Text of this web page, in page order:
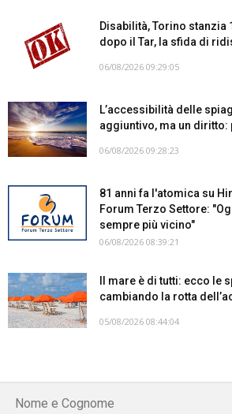
Disabilità, Torino stanzia
dopo il Tar, la sfida di
06/08/2026 09:29:05
L’accessibilità delle
aggiuntivo, ma un diritto:
06/08/2026 09:28:23
81 anni fa l'atomica su
Forum Terzo Settore:
sempre più vicino"
06/08/2026 08:39:21
Il mare è di tutti: ecco le
cambiando la rotta
05/08/2026 08:44:04